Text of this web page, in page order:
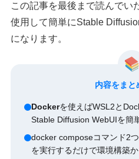
この記事を最後まで読んでい
使用して簡単にStable
になります。
内容をま
Dockerを使えばWSL2と
Stable Diffusion WebUIを簡
docker composeコマンド2
を実行するだけで環境構築